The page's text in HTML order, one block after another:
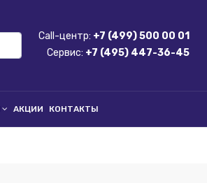
Call-центр: +7 (499) 500 00 01
Сервис: +7 (495) 447-36-45
АКЦИИ КОНТАКТЫ